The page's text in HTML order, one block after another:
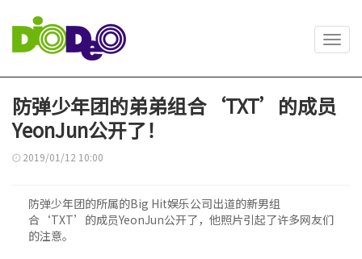
防弹少年团的弟弟组合‘TXT’的成员
YeonJun公开了！
2019/01/12 10:00
防弹少年团的所属的Big Hit娱乐公司出道的新男组
合‘TXT’的成员YeonJun公开了，他照片引起了许多网友们
的注意。